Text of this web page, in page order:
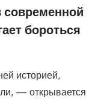
современной
бороться
историей,
— открывается